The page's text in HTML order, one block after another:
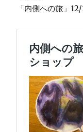
「内側への旅」12/